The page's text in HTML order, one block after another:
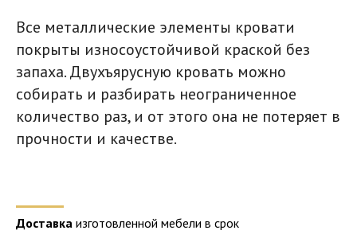
Все металлические элементы кровати
покрыты износоустойчивой краской без
запаха. Двухъярусную кровать можно
собирать и разбирать неограниченное
количество раз, и от этого она не потеряет в
прочности и качестве.
Доставка изготовленной мебели в срок